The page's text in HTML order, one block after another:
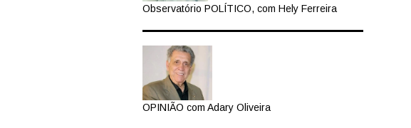
Observatório POLÍTICO, com Hely Ferreira
OPINIÃO com Adary Oliveira